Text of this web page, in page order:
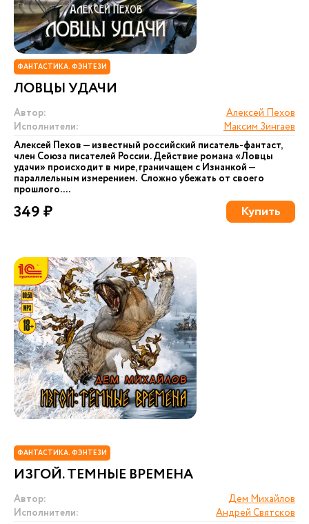
ФАНТАСТИКА. ФЭНТЕЗИ
ЛОВЦЫ УДАЧИ
Автор:
Алексей Пехов
Исполнители:
Максим Зингаев
Алексей Пехов — известный российский писатель-фантаст,
член Союза писателей России. Действие романа «Ловцы
удачи» происходит в мире, граничащем с Изнанкой —
параллельным измерением. Сложно убежать от своего
прошлого. ...
349 ₽ Купить
ФАНТАСТИКА. ФЭНТЕЗИ
ИЗГОЙ. ТЕМНЫЕ ВРЕМЕНА
Автор:
Дем Михайлов
Исполнители:
Андрей Святсков